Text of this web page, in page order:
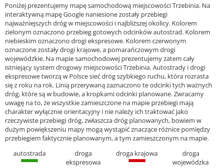
Poniżej prezentujemy mapę samochodową miejscowości Trzebinia. Na
interaktywną mapę Google naniesione zostały przebiegi
najważniejszych dróg w miejscowości i najbliższej okolicy. Kolorem
zielonym oznaczono przebieg gotowych odcinków autostrad. Kolorem
niebieskim oznaczono drogi ekspresowe. Kolorem czerwonym
oznaczone zostały drogi krajowe, a pomarańczowym drogi
wojewódzkie. Na mapie samochodowej prezentujemy zatem cały
istniejący system drogowy miejscowości Trzebinia. Autostrady i drogi
ekspresowe tworzą w Polsce sieć dróg szybkiego ruchu, która rozrasta
się z roku na rok. Linią przerywaną zaznaczono te odcinki tych ważnych
dróg, które są w budowie, a kropkami odcinki planowane. Zwracamy
uwagę na to, że wszystkie zamieszczone na mapie przebiegi mają
charakter wyłącznie orientacyjny i nie należy ich traktować jako
rzeczywiste przebiegi dróg, zwłaszcza dróg planowanych, bowiem w
dużym powiększeniu mapy mogą wystąpić znaczące różnice pomiędzy
przebiegiem faktycznie planowanym, a tym zamieszczonym na mapie.
autostrada
droga
ekspresowa
droga krajowa
droga
wojewódzka